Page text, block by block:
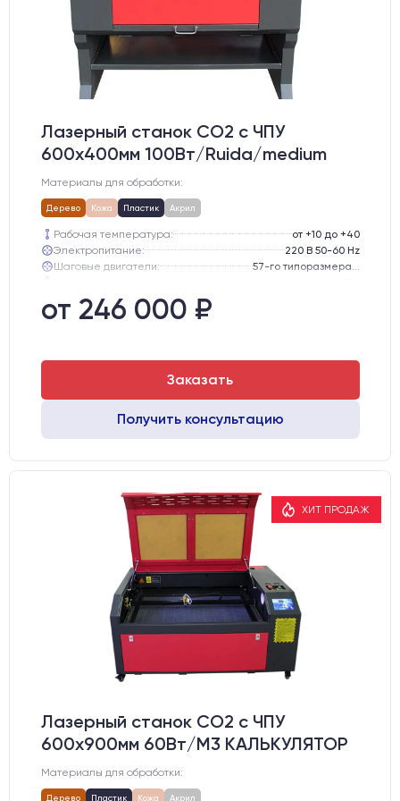
Лазерный станок CO2 c ЧПУ
600х400мм 100Вт/Ruida/medium
Материалы для обработки:
Дерево Кожа Пластик Акрил
Рабочая температура:
от +10 до +40
Электропитание:
220 В 50-60 Hz
Шаговые двигатели:
Направляющие оси Y:
Направляющие оси Х:
от 246 000 ₽
Заказать
Получить консультацию
ХИТ ПРОДАЖ
Лазерный станок CO2 c ЧПУ
600х900мм 60Вт/М3 КАЛЬКУЛЯТОР
Материалы для обработки:
Дерево Пластик Кожа Акрил